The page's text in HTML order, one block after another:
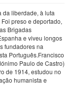
da liberdade, à luta
preso e deportado,
Brigadas
e viveu longos
fundadores na
Português.Francisco
Paulo de Castro)
de 1914, estudou no
humanista e